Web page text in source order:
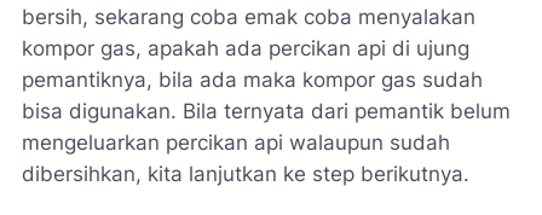
bersih, sekarang coba emak coba menyalakan
kompor gas, apakah ada percikan api di ujung
pemantiknya, bila ada maka kompor gas sudah
bisa digunakan. Bila ternyata dari pemantik belum
mengeluarkan percikan api walaupun sudah
dibersihkan, kita lanjutkan ke step berikutnya.